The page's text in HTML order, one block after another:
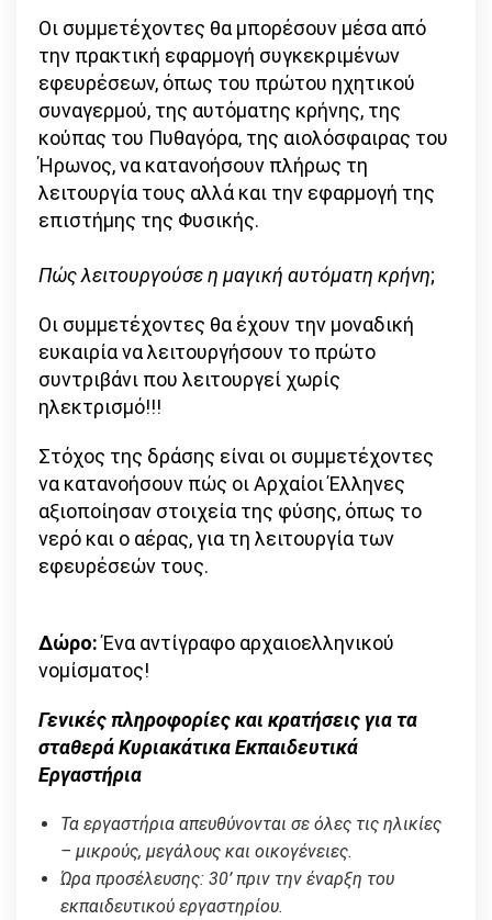
Οι συμμετέχοντες θα µπορέσουν µέσα από
την πρακτική εφαρµογή συγκεκριµένων
εφευρέσεων, όπως του πρώτου ηχητικού
συναγερµού, της αυτόματης κρήνης, της
κούπας του Πυθαγόρα, της αιολόσφαιρας του
Ήρωνος, να κατανοήσουν πλήρως τη
λειτουργία τους αλλά και την εφαρµογή της
επιστήµης της Φυσικής.
Πώς λειτουργούσε η μαγική αυτόματη κρήνη;
Οι συμμετέχοντες θα έχουν την μοναδική
ευκαιρία να λειτουργήσουν το πρώτο
συντριβάνι που λειτουργεί χωρίς
ηλεκτρισμό!!!
Στόχος της δράσης είναι οι συμμετέχοντες
να κατανοήσουν πώς οι Αρχαίοι Έλληνες
αξιοποίησαν στοιχεία της φύσης, όπως το
νερό και ο αέρας, για τη λειτουργία των
εφευρέσεών τους.
Δώρο:Ένα αντίγραφο αρχαιοελληνικού
νομίσματος!
Γενικές πληροφορίες και κρατήσεις για τα
σταθερά Κυριακάτικα Εκπαιδευτικά
Εργαστήρια
Τα εργαστήρια απευθύνονται σε όλες τις ηλικίες
– μικρούς, μεγάλους και οικογένειες.
Ώρα προσέλευσης: 30’ πριν την έναρξη του
εκπαιδευτικού εργαστηρίου.